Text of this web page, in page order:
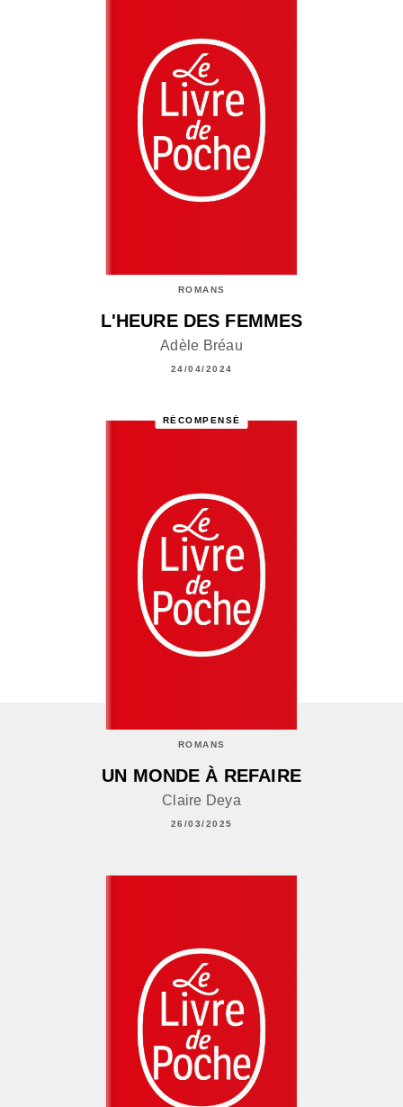
ROMANS
L'HEURE DES FEMMES
Adèle Bréau
24/04/2024
RÉCOMPENSÉ
ROMANS
UN MONDE À REFAIRE
Claire Deya
26/03/2025